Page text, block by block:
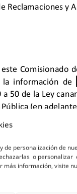
de personalización de
o personalizar
más información, visite
,sanciones